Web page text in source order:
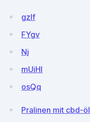
gzlf
FYgv
Nj
mUiHl
osQq
Pralinen mit cbd-öl